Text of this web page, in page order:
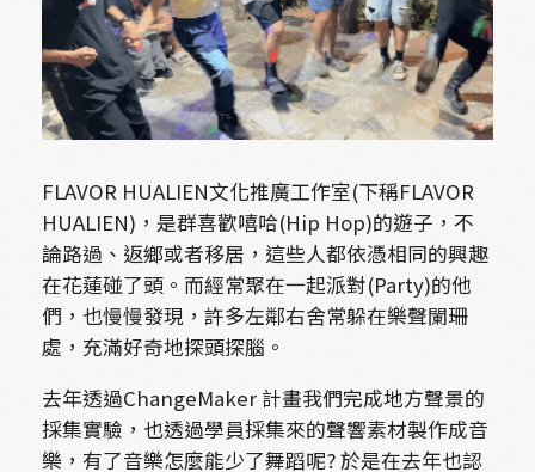
FLAVOR HUALIEN文化推廣工作室(下稱FLAVOR
HUALIEN)，是群喜歡嘻哈(Hip Hop)的遊子，不
論路過、返鄉或者移居，這些人都依憑相同的興趣
在花蓮碰了頭。而經常聚在一起派對(Party)的他
們，也慢慢發現，許多左鄰右舍常躲在樂聲闌珊
處，充滿好奇地探頭探腦。
去年透過ChangeMaker 計畫我們完成地方聲景的
採集實驗，也透過學員採集來的聲響素材製作成音
樂，有了音樂怎麼能少了舞蹈呢? 於是在去年也認